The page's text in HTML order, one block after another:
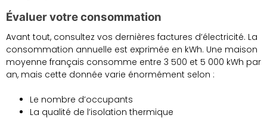
Évaluer votre consommation
Avant tout, consultez vos dernières factures d’électricité. La
consommation annuelle est exprimée en kWh. Une maison
moyenne français consomme entre 3 500 et 5 000 kWh par
an, mais cette donnée varie énormément selon :
Le nombre d’occupants
La qualité de l’isolation thermique